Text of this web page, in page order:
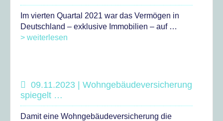
Im vierten Quartal 2021 war das Vermögen in
Deutschland – exklusive Immobilien – auf …
> weiterlesen
09.11.2023 | Wohngebäudeversicherung
spiegelt …
Damit eine Wohngebäudeversicherung die